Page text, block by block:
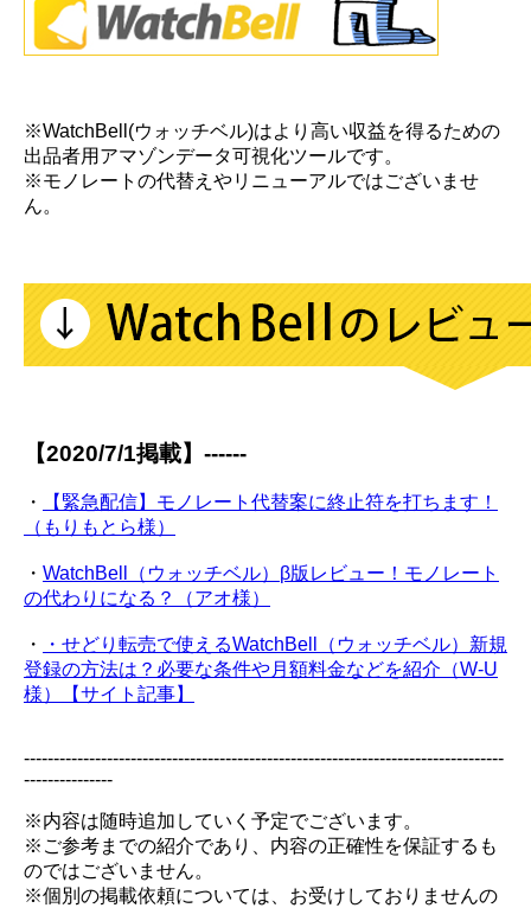
※WatchBell(ウォッチベル)はより高い収益を得るための
出品者用アマゾンデータ可視化ツールです。
※モノレートの代替えやリニューアルではございませ
ん。
【2020/7/1掲載】------
・
【緊急配信】モノレート代替案に終止符を打ちます！
（もりもとら様）
・ WatchBell（ウォッチベル）β版レビュー！モノレート
の代わりになる？（アオ様）
・
・せどり転売で使えるWatchBell（ウォッチベル）新規
登録の方法は？必要な条件や月額料金などを紹介（W-U
様）【サイト記事】
---------------------------------------------------------------------------------
---------------
※内容は随時追加していく予定でございます。
※ご参考までの紹介であり、内容の正確性を保証するも
のではございません。
※個別の掲載依頼については、お受けしておりませんの